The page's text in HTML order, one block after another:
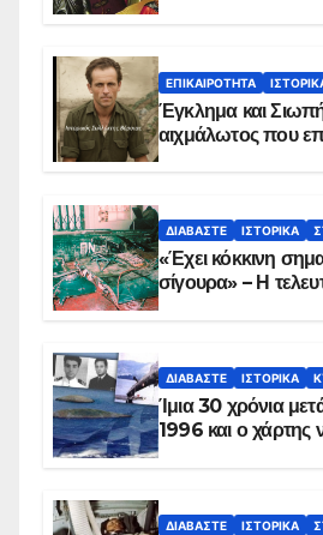
ΕΠΙΚΑΙΡΌΤΗΤΑ
Έγκλημα και
αιχμάλωτος που
ΔΙΑΒΆΣΤΕ ΙΣΤΟΡΙΚΆ
«Έχει κόκκινη
σίγουρα» – Η
ΔΙΑΒΆΣΤΕ ΙΣΤΟΡΙΚΆ
Ίμια 30 χρόνια
ΔΙΑΒΆΣΤΕ ΙΣΤΟΡΙΚΆ